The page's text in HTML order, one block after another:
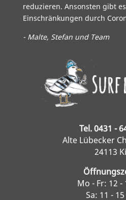
reduzieren. Ansonsten gibt
Einschränkungen durch
- Malte, Stefan und Team
Tel. 0431 -
Alte Lübecker
24113
Mo - Fr: 12 -
Sa: 11 -